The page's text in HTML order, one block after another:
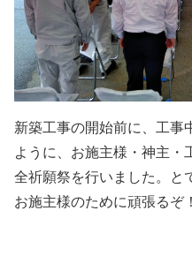
新築工事の開始前に、工事
ように、お施主様・神主・
全祈願祭を行いました。と
お施主様のために頑張るぞ！